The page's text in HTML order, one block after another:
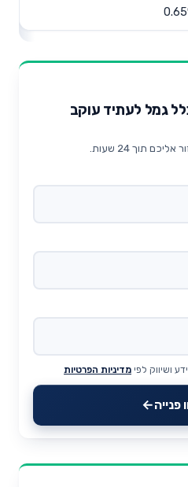
גמל לעתיד עוקב
תוך 24 שעות.
ושיווק לפי מדיניות הפרטיות
פנייה